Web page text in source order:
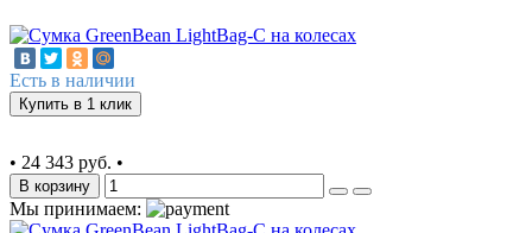
Есть в наличии
Купить в 1 клик
• 24 343 руб. •
В корзину
Мы принимаем: